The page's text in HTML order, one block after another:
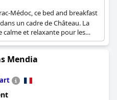
Médoc, ce bed and breakfast
un cadre de Château. La
et relaxante pour les
paisible.
Mendia